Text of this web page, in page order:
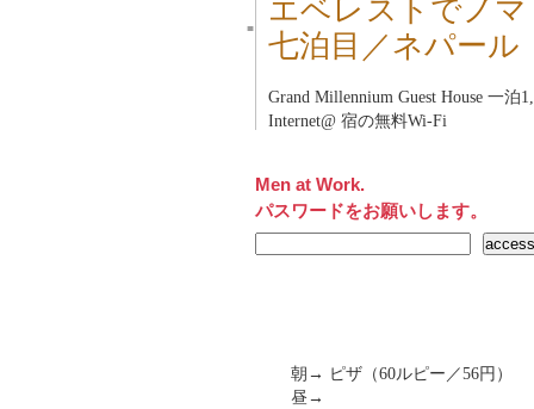
■
エベレストでノ
七泊目／ネパール
Grand Millennium Guest House 一泊
Internet@ 宿の無料Wi-Fi
Men at Work.
パスワードをお願いします。
朝→ ピザ（60ルピー／56円）
昼→